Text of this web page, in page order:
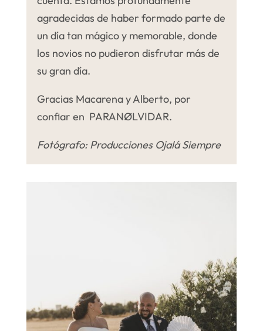
agradecidas de haber formado parte de
un día tan mágico y memorable, donde
los novios no pudieron disfrutar más de
su gran día.
Gracias Macarena y Alberto, por
confiar en PARANØLVIDAR.
Fotógrafo: Producciones Ojalá Siempre